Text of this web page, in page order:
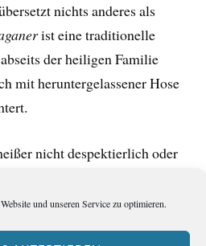
und unseren Service zu optimieren.
nichts anderes als
ist eine traditionelle
der heiligen Familie
mit heruntergelassener Hose
nicht despektierlich oder
reicher Schöpfung.